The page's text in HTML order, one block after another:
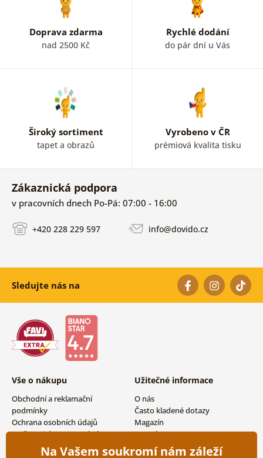
Doprava zdarma
nad 2500 Kč
Rychlé dodání
do pár dní u Vás
Široký sortiment
tapet a obrazů
Vyrobeno v ČR
prémiová kvalita tisku
Zákaznická podpora
v pracovních dnech Po-Pá: 07:00 - 16:00
+420 228 229 597 info@dovido.cz
Sledujte nás na
Vše o nákupu
Obchodní a reklamační
podmínky
Ochrana osobních údajů
Možnosti dopravy a platby
Vrácení zboží
Užitečné informace
O nás
Často kladené dotazy
Magazín
Kontakty
Velkoobchodní spolupráce
Na Vašem soukromí nám záleží